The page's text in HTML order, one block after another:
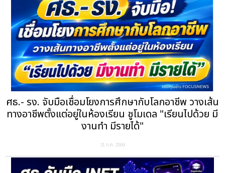
ศธ.- รง. จับมือเชื่อมโยงการศึกษากับโลกอาชีพ วางเส้น
ทางอาชีพตั้งแต่อยู่ในห้องเรียน ชูโมเดล "เรียนไปด้วย มี
งานทำ มีรายได้"
31 ก.ค. 2569